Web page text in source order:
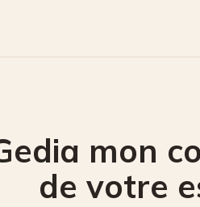
mon
de votre